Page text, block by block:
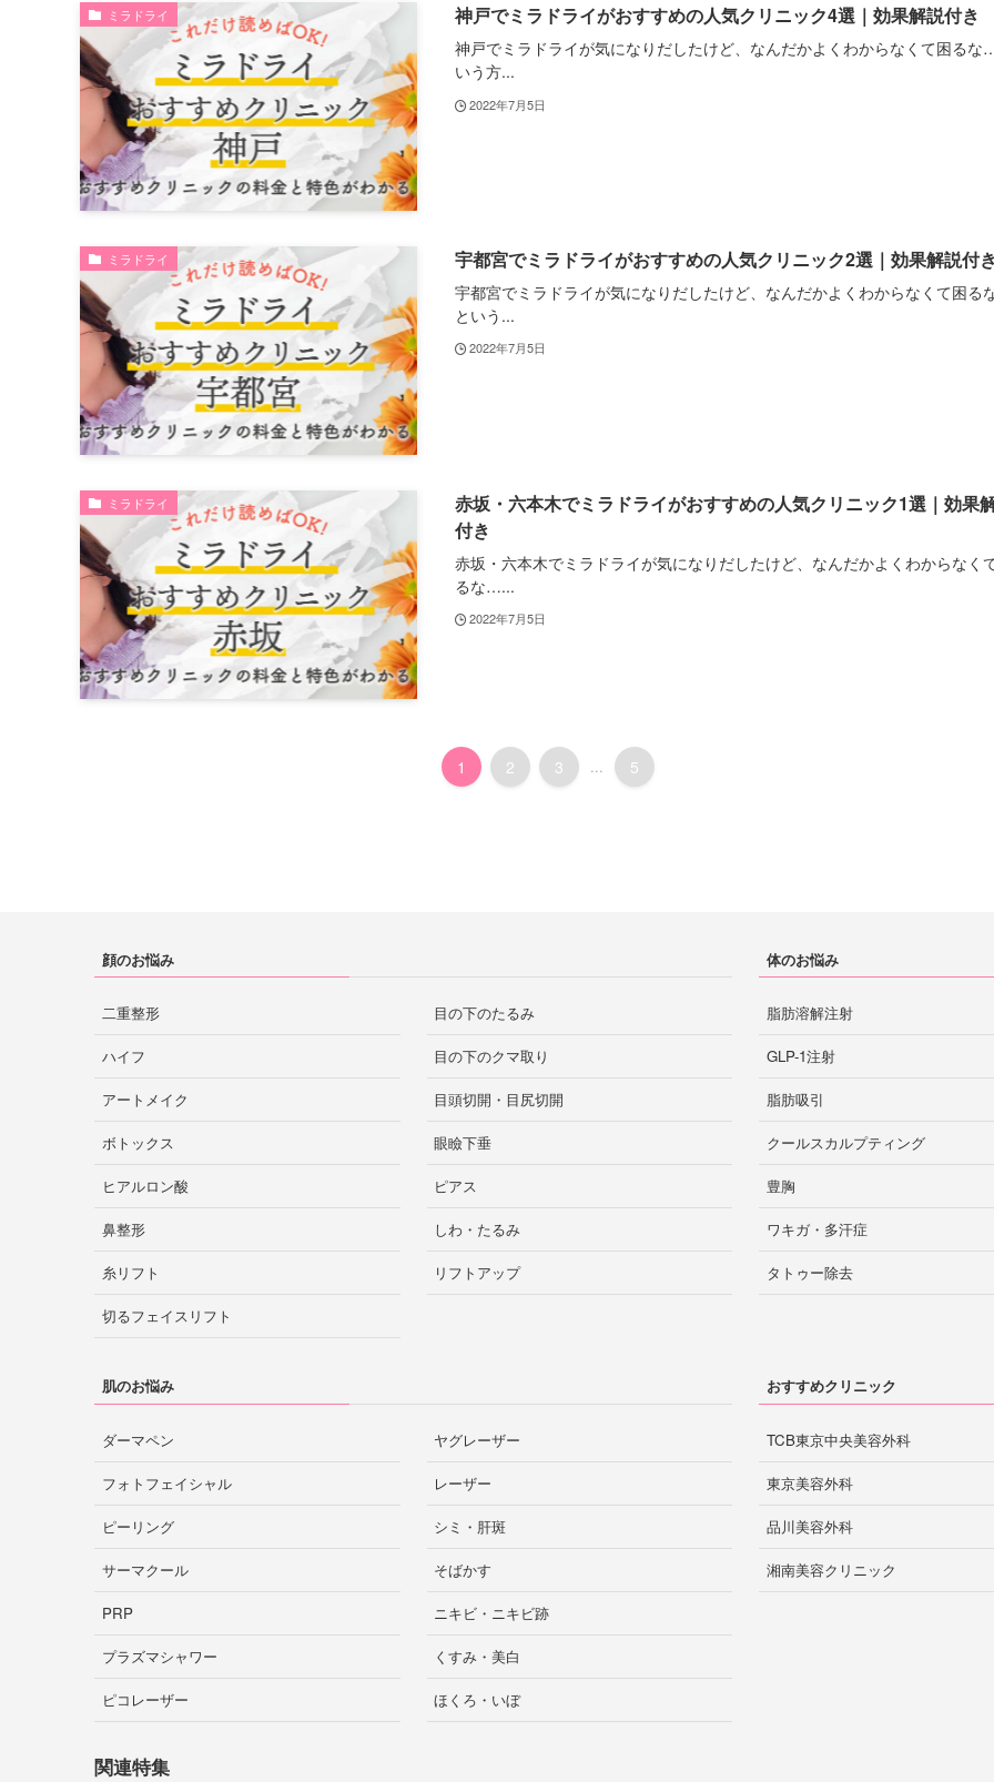
ミラドライ 神戸でミラドライがおすすめの人気クリニック4選｜効果解説付き
神戸でミラドライが気になりだしたけど、なんだかよくわからなくて困るな
いう方...
2022年7月5日
ミラドライ 宇都宮でミラドライがおすすめの人気クリニック2選｜効果解説付き
宇都宮でミラドライが気になりだしたけど、なんだかよくわからなくて困る
という...
2022年7月5日
ミラドライ
赤坂・六本木でミラドライがおすすめの人気クリニック1選｜効果
付き
赤坂・六本木でミラドライが気になりだしたけど、なんだかよくわからなく
るな…...
2022年7月5日
1 2 3 ... 5
顔のお悩み
二重整形
ハイフ
アートメイク
ボトックス
ヒアルロン酸
鼻整形
糸リフト
切るフェイスリフト
目の下のたるみ
目の下のクマ取り
目頭切開・目尻切開
眼瞼下垂
ピアス
しわ・たるみ
リフトアップ
体のお悩み
脂肪溶解注射
GLP-1注射
脂肪吸引
クールスカルプティング
豊胸
ワキガ・多汗症
タトゥー除去
肌のお悩み
ダーマペン
フォトフェイシャル
ピーリング
サーマクール
PRP
プラズマシャワー
ピコレーザー
ヤグレーザー
レーザー
シミ・肝斑
そばかす
ニキビ・ニキビ跡
くすみ・美白
ほくろ・いぼ
おすすめクリニック
TCB東京中央美容外科
東京美容外科
品川美容外科
湘南美容クリニック
関連特集